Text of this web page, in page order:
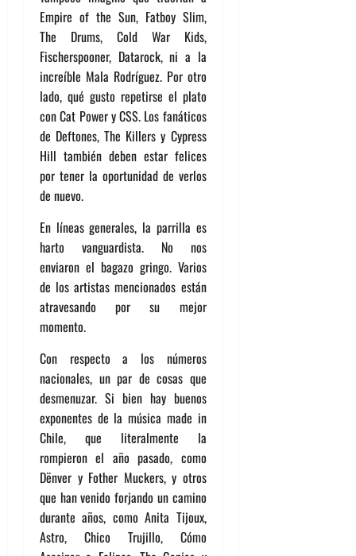
Empire of the Sun, Fatboy Slim,
The Drums, Cold War Kids,
Fischerspooner, Datarock, ni a la
increíble Mala Rodríguez. Por otro
lado, qué gusto repetirse el plato
con Cat Power y CSS. Los fanáticos
de Deftones, The Killers y Cypress
Hill también deben estar felices
por tener la oportunidad de verlos
de nuevo.
En líneas generales, la parrilla es
harto vanguardista. No nos
enviaron el bagazo gringo. Varios
de los artistas mencionados están
atravesando por su mejor
momento.
Con respecto a los números
nacionales, un par de cosas que
desmenuzar. Si bien hay buenos
exponentes de la música made in
Chile, que literalmente la
rompieron el año pasado, como
Dënver y Fother Muckers, y otros
que han venido forjando un camino
durante años, como Anita Tijoux,
Astro, Chico Trujillo, Cómo